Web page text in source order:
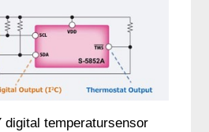
temperatursensor